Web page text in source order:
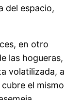
del espacio,
en otro
las hogueras,
volatilizada, a
el mismo